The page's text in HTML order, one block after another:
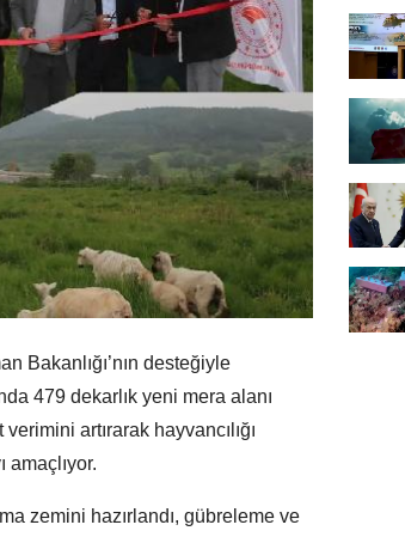
Bakanlığı’nın desteğiyle
479 dekarlık yeni mera alanı
artırarak hayvancılığı
zemini hazırlandı, gübreleme ve